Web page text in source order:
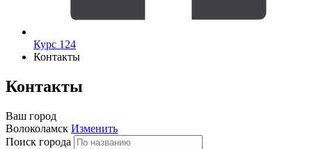
Курс 124
Контакты
Контакты
Ваш город
Волоколамск Изменить
Поиск города